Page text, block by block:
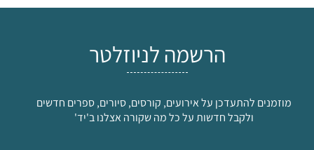
הרשמה לניוזלטר
מוזמנים להתעדכן על אירועים, קורסים, סיורים, ספרים חדשים
ולקבל חדשות על כל מה שקורה אצלנו ב'יד'